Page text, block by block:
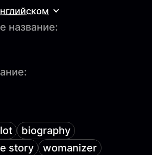
название:
biography
story
womanizer